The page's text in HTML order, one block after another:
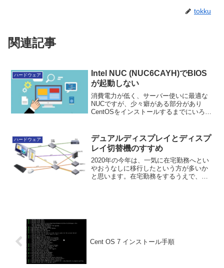
tokku
関連記事
ハードウェア
Intel NUC (NUC6CAYH)でBIOS
が起動しない
消費電力が低く、サーバー使いに最適な
NUCですが、少々癖がある部分があり
CentOSをインストールするまでにいろい
このIntel NUCはWindows 10 など...
ハードウェア
デュアルディスプレイとディスプ
レイ切替機のすすめ
2020年の今年は、一気に在宅勤務へとい
やおうなしに移行したという方が多いか
と思います。在宅勤務をするうえで、新
Cent OS 7 インストール手順